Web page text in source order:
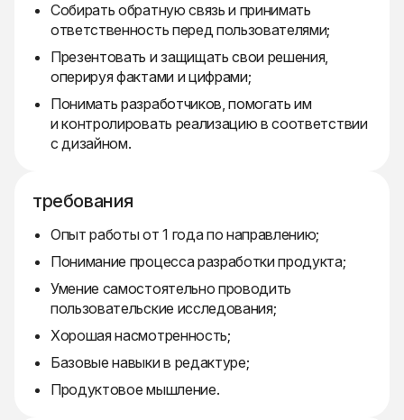
Собирать обратную связь и принимать
ответственность перед пользователями;
Презентовать и защищать свои решения,
оперируя фактами и цифрами;
Понимать разработчиков, помогать им
и контролировать реализацию в соответствии
с дизайном.
требования
Опыт работы от 1 года по направлению;
Понимание процесса разработки продукта;
Умение самостоятельно проводить
пользовательские исследования;
Хорошая насмотренность;
Базовые навыки в редактуре;
Продуктовое мышление.